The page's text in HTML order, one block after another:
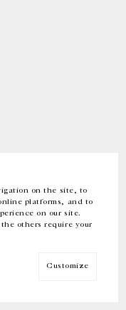
on the site, to
platforms, and to
on our site.
others require your
Customize